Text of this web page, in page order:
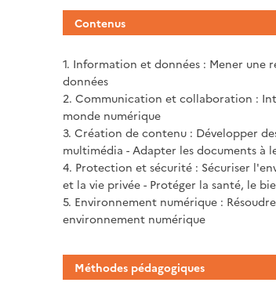
Contenus
1. Information et données : Mener
données
2. Communication et collaboration :
monde numérique
3. Création de contenu : Développer
multimédia - Adapter les documents à
4. Protection et sécurité : Sécuriser
et la vie privée - Protéger la santé, le
5. Environnement numérique :
environnement numérique
Méthodes pédagogiques